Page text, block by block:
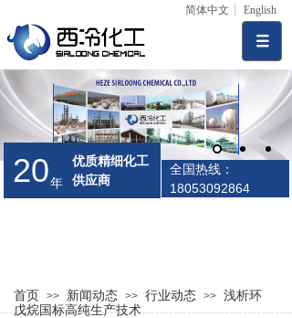
简体中文 English
年
20
优质精细化工
供应商
全国热线：
18053092864
首页 >> 新闻动态 >> 行业动态 >> 浅析环
戊烷国标高纯生产技术